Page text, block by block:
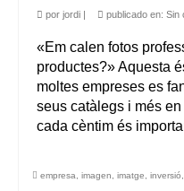
por jordi publicado en: Sin
«Em calen fotos
productes?» Aquesta
moltes empreses es
seus catàlegs i més
cada cèntim és
empresa, imagen, imatge, inversió,